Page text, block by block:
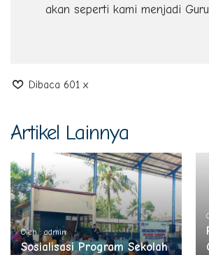
akan seperti kami menjadi
Dibaca 601 x
Artikel Lainnya
Oleh : admin
Sosialisasi Program Sekolah